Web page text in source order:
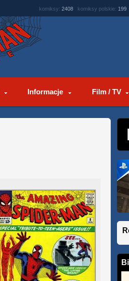
komiksy: 2408 komiksy polskie: 199
Informacje Film / TV